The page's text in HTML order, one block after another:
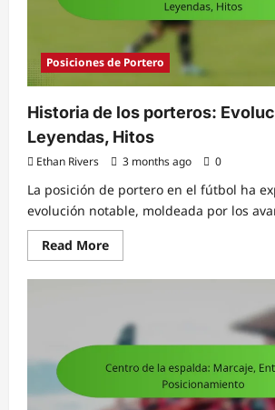
Posiciones de Portero
Historia de los porteros:
Leyendas, Hitos
Ethan Rivers 3 months ago 0
La posición de portero en el fútbol ha
evolución notable, moldeada por los
Read MoreRead
more
Historia
porteros:
Evolución,
Leyendas,